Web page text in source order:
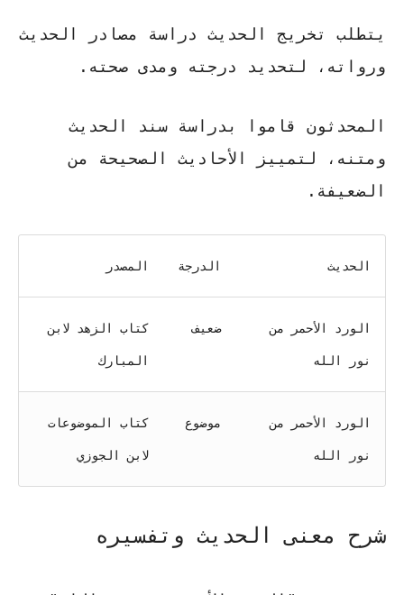
يتطلب تخريج الحديث دراسة مصادر الحديث
ورواته، لتحديد درجته ومدى صحته.
المحدثون قاموا بدراسة سند الحديث
ومتنه، لتمييز الأحاديث الصحيحة من
الضعيفة.
الحديث الدرجة المصدر
الورد الأحمر من
نور الله
ضعيف كتاب الزهد لابن
المبارك
الورد الأحمر من
نور الله
موضوع كتاب الموضوعات
لابن الجوزي
شرح معنى الحديث وتفسيره